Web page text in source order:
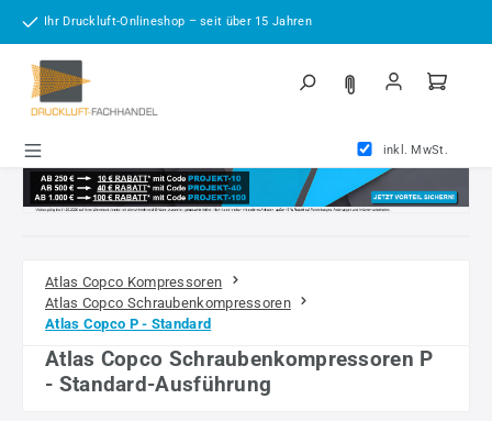
Zum Hauptinhalt springen
Ihr Druckluft-Onlineshop – seit über 15 Jahren
inkl. MwSt.
Atlas Copco Kompressoren
Atlas Copco Schraubenkompressoren
Atlas Copco P - Standard
Atlas Copco Schraubenkompressoren P
- Standard-Ausführung